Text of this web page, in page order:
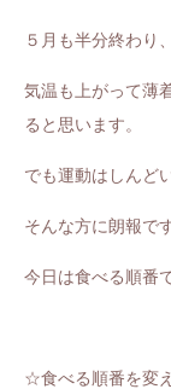
５月も半分終わり
気温も上がって薄
ると思います。
でも運動はしんど
そんな方に朗報で
今日は食べる順番
☆食べる順番を変